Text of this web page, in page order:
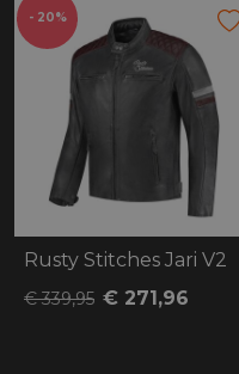
- 20%
Rusty Stitches Jari V2
€ 339,95 € 271,96